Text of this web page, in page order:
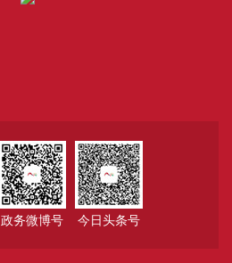
政务微博号 今日头条号